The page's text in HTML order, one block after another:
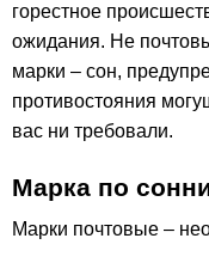
горестное
ожидания. Не
марки – сон,
противостояния
вас ни требовали.
Марка по
Марки почтовые –